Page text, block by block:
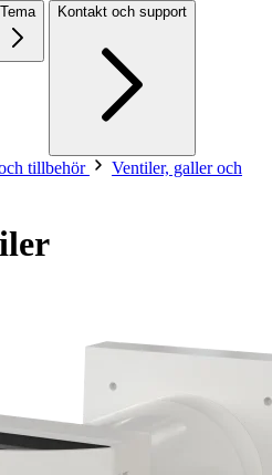
Tema Kontakt och support
tillbehör
Ventiler, galler och